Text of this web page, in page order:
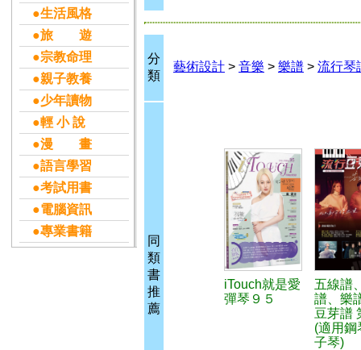
●生活風格
●旅 遊
●宗教命理
●親子教養
●少年讀物
●輕 小 說
●漫 畫
●語言學習
●考試用書
●電腦資訊
●專業書籍
分
類
藝術設計 > 音樂 > 樂譜 > 流行琴
同
類
書
推
薦
iTouch就是愛
彈琴９５
五線譜
譜、樂
豆芽譜
(適用鋼
子琴)